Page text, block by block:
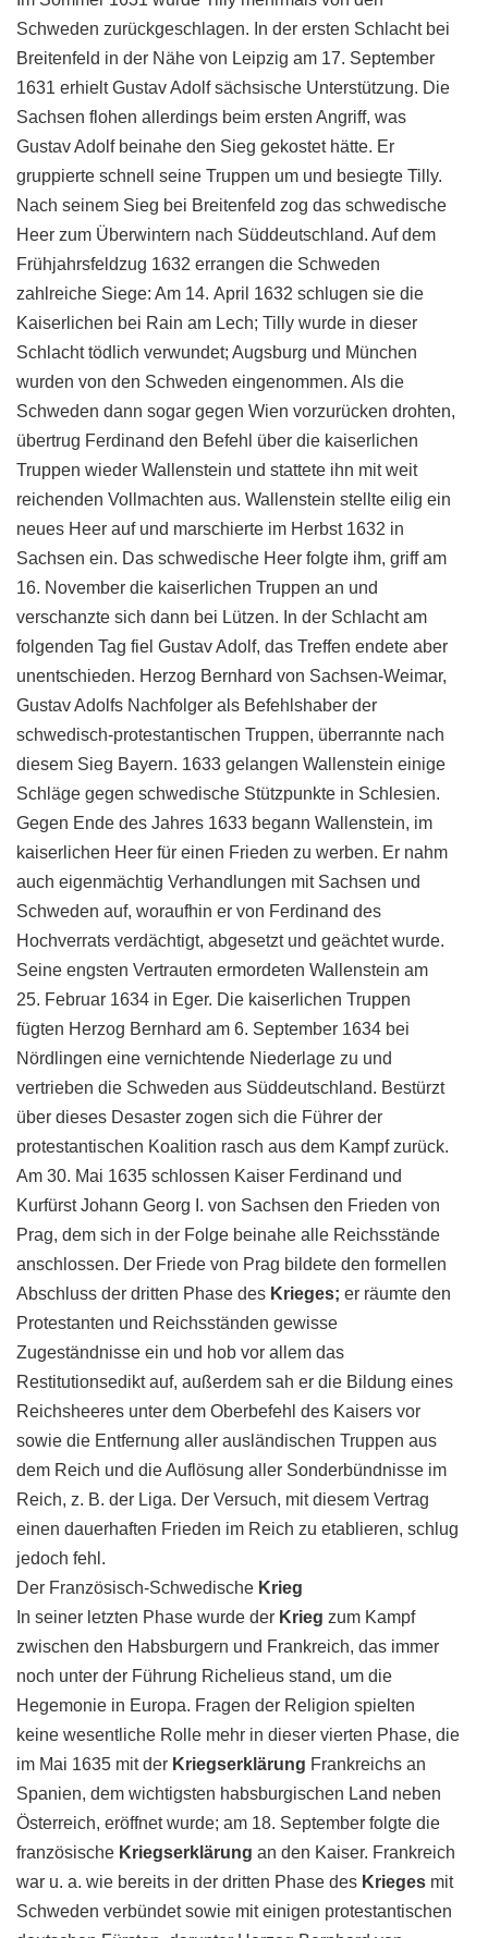
Schweden zurückgeschlagen. In der ersten Schlacht bei
Breitenfeld in der Nähe von Leipzig am 17. September
1631 erhielt Gustav Adolf sächsische Unterstützung. Die
Sachsen flohen allerdings beim ersten Angriff, was
Gustav Adolf beinahe den Sieg gekostet hätte. Er
gruppierte schnell seine Truppen um und besiegte Tilly.
Nach seinem Sieg bei Breitenfeld zog das schwedische
Heer zum Überwintern nach Süddeutschland. Auf dem
Frühjahrsfeldzug 1632 errangen die Schweden
zahlreiche Siege: Am 14. April 1632 schlugen sie die
Kaiserlichen bei Rain am Lech; Tilly wurde in dieser
Schlacht tödlich verwundet; Augsburg und München
wurden von den Schweden eingenommen. Als die
Schweden dann sogar gegen Wien vorzurücken drohten,
übertrug Ferdinand den Befehl über die kaiserlichen
Truppen wieder Wallenstein und stattete ihn mit weit
reichenden Vollmachten aus. Wallenstein stellte eilig ein
neues Heer auf und marschierte im Herbst 1632 in
Sachsen ein. Das schwedische Heer folgte ihm, griff am
16. November die kaiserlichen Truppen an und
verschanzte sich dann bei Lützen. In der Schlacht am
folgenden Tag fiel Gustav Adolf, das Treffen endete aber
unentschieden. Herzog Bernhard von Sachsen-Weimar,
Gustav Adolfs Nachfolger als Befehlshaber der
schwedisch-protestantischen Truppen, überrannte nach
diesem Sieg Bayern. 1633 gelangen Wallenstein einige
Schläge gegen schwedische Stützpunkte in Schlesien.
Gegen Ende des Jahres 1633 begann Wallenstein, im
kaiserlichen Heer für einen Frieden zu werben. Er nahm
auch eigenmächtig Verhandlungen mit Sachsen und
Schweden auf, woraufhin er von Ferdinand des
Hochverrats verdächtigt, abgesetzt und geächtet wurde.
Seine engsten Vertrauten ermordeten Wallenstein am
25. Februar 1634 in Eger. Die kaiserlichen Truppen
fügten Herzog Bernhard am 6. September 1634 bei
Nördlingen eine vernichtende Niederlage zu und
vertrieben die Schweden aus Süddeutschland. Bestürzt
über dieses Desaster zogen sich die Führer der
protestantischen Koalition rasch aus dem Kampf zurück.
Am 30. Mai 1635 schlossen Kaiser Ferdinand und
Kurfürst Johann Georg I. von Sachsen den Frieden von
Prag, dem sich in der Folge beinahe alle Reichsstände
anschlossen. Der Friede von Prag bildete den formellen
Abschluss der dritten Phase des Krieges; er räumte den
Protestanten und Reichsständen gewisse
Zugeständnisse ein und hob vor allem das
Restitutionsedikt auf, außerdem sah er die Bildung eines
Reichsheeres unter dem Oberbefehl des Kaisers vor
sowie die Entfernung aller ausländischen Truppen aus
dem Reich und die Auflösung aller Sonderbündnisse im
Reich, z. B. der Liga. Der Versuch, mit diesem Vertrag
einen dauerhaften Frieden im Reich zu etablieren, schlug
jedoch fehl.
Der Französisch-Schwedische Krieg
In seiner letzten Phase wurde der Krieg zum Kampf
zwischen den Habsburgern und Frankreich, das immer
noch unter der Führung Richelieus stand, um die
Hegemonie in Europa. Fragen der Religion spielten
keine wesentliche Rolle mehr in dieser vierten Phase, die
im Mai 1635 mit der Kriegserklärung Frankreichs an
Spanien, dem wichtigsten habsburgischen Land neben
Österreich, eröffnet wurde; am 18. September folgte die
französische Kriegserklärung an den Kaiser. Frankreich
war u. a. wie bereits in der dritten Phase des Krieges mit
Schweden verbündet sowie mit einigen protestantischen